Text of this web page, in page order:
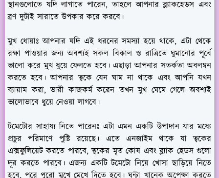
স্থানগুলোতে যদি লাগাতে পারেন, তাহলে আপনার ব্ল্যাকহেডস এবং
ব্রণ দুটাই সারাতে উপকার করে করবে।
মুখ ধোয়াঃআপনার যদি এই ধরনের সমস্যা হয়ে থাকে, এটা থেকে
রক্ষা পাওয়ার জন্য অবশ্যই সকল বিকাল ও রাত্রিতে ঘুমানোর পূর্বে
ভালো করে মুখ ধুয়ে ফেলতে হবে। এছাড়া আপনার সতর্কতা অবলম্বন
করতে হবে। আপনার ত্বকে যেন ঘাম না থাকে এবং আপনি যখন
ব্যায়াম করা, ভারী কাজকর্ম করেন তখন মুখ ঘেমে গেলে অবশ্যই
ভালোভাবে ধুয়ে নেওয়া লাগবে।
টমেটোর সাহায্য নিতে পারেনঃ এটা এমন একটি উপাদান যার মধ্যে
প্রচুর পরিমাণে পুষ্টি রয়েছে। এতে এনজাইম থাকে যা ত্বকের
এক্সফুলিয়েট করতে পারবে, ত্বকের মৃত কোষ এবং ব্ল্যাক হেডস গুলো
দূর করতে পারবে। এজন্য একটি টমেটো নিয়ে খোসা ছাড়িয়ে নিতে
হবে, পরে পুরো মুখে মেখে দিতে হবে। ঘন্টা খানেক অপেক্ষা করতে